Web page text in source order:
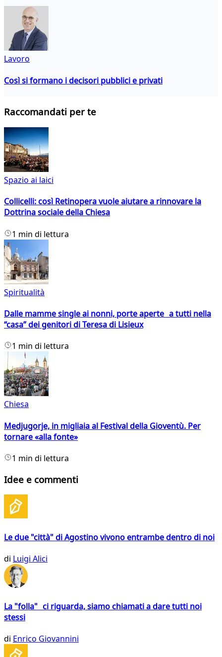
Lavoro
Così si formano i decisori pubblici e privati
Raccomandati per te
Spazio ai laici
Collicelli: così Retinopera vuole aiutare a rinnovare la
Dottrina sociale della Chiesa
1 min di lettura
Spiritualità
Dalle mamme single ai nonni, porte aperte a tutti nella
“casa” dei genitori di Teresa di Lisieux
1 min di lettura
Chiesa
Medjugorje, in migliaia al Festival della Gioventù. Per
tornare «alla fonte»
1 min di lettura
Idee e commenti
Le due "città" di Agostino vivono entrambe dentro di noi
di Luigi Alici
La "folla" ci riguarda, siamo chiamati a dare tutti noi
stessi
di Enrico Giovannini